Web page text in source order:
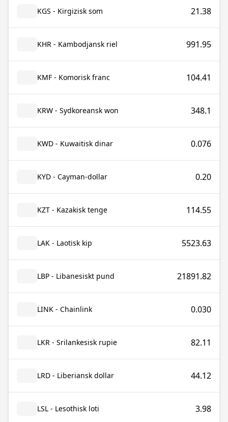
KGS - Kirgizisk som 21.38
KHR - Kambodjansk riel 991.95
KMF - Komorisk franc 104.41
KRW - Sydkoreansk won 348.1
KWD - Kuwaitisk dinar 0.076
KYD - Cayman-dollar 0.20
KZT - Kazakisk tenge 114.55
LAK - Laotisk kip 5523.63
LBP - Libanesiskt pund 21891.82
LINK - Chainlink 0.030
LKR - Srilankesisk rupie 82.11
LRD - Liberiansk dollar 44.12
LSL - Lesothisk loti 3.98